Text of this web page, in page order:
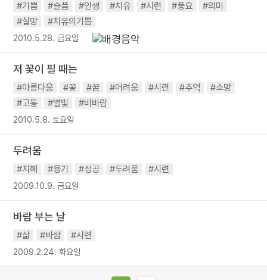
#기쁨 #슬픔 #인생 #치유 #시련 #풍요
#의미
#실망
#치유의기쁨
2010.5.28. 금요일
저 꽃이 필 때는
#아름다움 #꽃 #꿈 #어려움 #시련 #추억
#소망
#고통
#별빛 #비바람
2010.5.8. 토요일
두려움
#지혜 #용기 #성공 #두려움 #시련
2009.10.9. 금요일
바람 부는 날
#삶 #바람 #시련
2009.2.24. 화요일